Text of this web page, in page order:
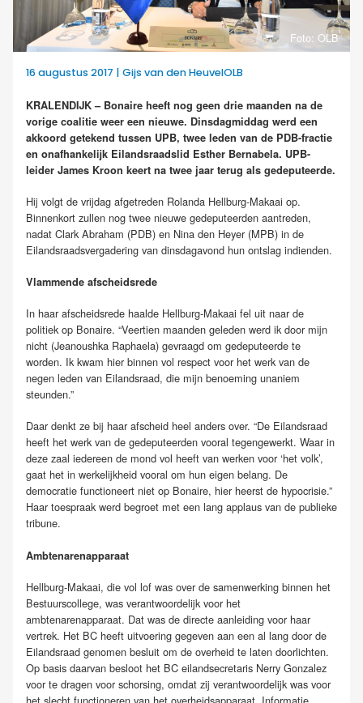
Foto: OLB
16 augustus 2017 | Gijs van den HeuvelOLB
KRALENDIJK – Bonaire heeft nog geen drie maanden na de
vorige coalitie weer een nieuwe. Dinsdagmiddag werd een
akkoord getekend tussen UPB, twee leden van de PDB-fractie
en onafhankelijk Eilandsraadslid Esther Bernabela. UPB-
leider James Kroon keert na twee jaar terug als gedeputeerde.
Hij volgt de vrijdag afgetreden Rolanda Hellburg-Makaai op.
Binnenkort zullen nog twee nieuwe gedeputeerden aantreden,
nadat Clark Abraham (PDB) en Nina den Heyer (MPB) in de
Eilandsraadsvergadering van dinsdagavond hun ontslag indienden.
Vlammende afscheidsrede
In haar afscheidsrede haalde Hellburg-Makaai fel uit naar de
politiek op Bonaire. “Veertien maanden geleden werd ik door mijn
nicht (Jeanoushka Raphaela) gevraagd om gedeputeerde te
worden. Ik kwam hier binnen vol respect voor het werk van de
negen leden van Eilandsraad, die mijn benoeming unaniem
steunden.”
Daar denkt ze bij haar afscheid heel anders over. “De Eilandsraad
heeft het werk van de gedeputeerden vooral tegengewerkt. Waar in
deze zaal iedereen de mond vol heeft van werken voor ‘het volk’,
gaat het in werkelijkheid vooral om hun eigen belang. De
democratie functioneert niet op Bonaire, hier heerst de hypocrisie.”
Haar toespraak werd begroet met een lang applaus van de publieke
tribune.
Ambtenarenapparaat
Hellburg-Makaai, die vol lof was over de samenwerking binnen het
Bestuurscollege, was verantwoordelijk voor het
ambtenarenapparaat. Dat was de directe aanleiding voor haar
vertrek. Het BC heeft uitvoering gegeven aan een al lang door de
Eilandsraad genomen besluit om de overheid te laten doorlichten.
Op basis daarvan besloot het BC eilandsecretaris Nerry Gonzalez
voor te dragen voor schorsing, omdat zij verantwoordelijk was voor